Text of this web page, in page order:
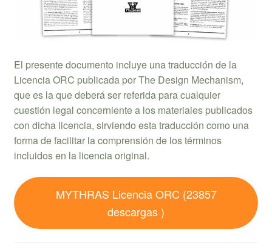
El presente documento incluye una traducción de la
Licencia ORC publicada por The Design Mechanism,
que es la que deberá ser referida para cualquier
cuestión legal concerniente a los materiales publicados
con dicha licencia, sirviendo esta traducción como una
forma de facilitar la comprensión de los términos
incluidos en la licencia original.
MYTHRAS Licencia ORC (23857
descargas )